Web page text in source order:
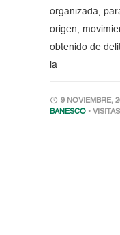
organizada,
origen,
obtenido de
la
9 NOVIEMBRE,
BANESCO •